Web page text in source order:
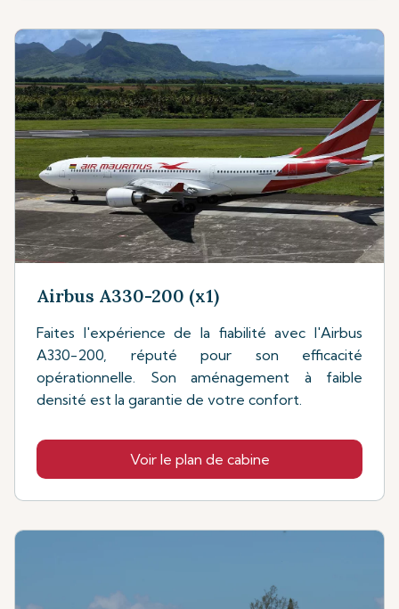
Airbus A330-200 (x1)
Faites l'expérience de la fiabilité avec l'Airbus
A330-200, réputé pour son efficacité
opérationnelle. Son aménagement à faible
densité est la garantie de votre confort.
Voir le plan de cabine